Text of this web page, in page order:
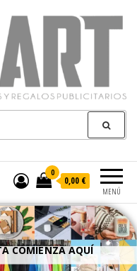
en textil publicitario y regalos
personalizados en móstoles
MENÚ
0
0,00 €
COMIENZA AQUÍ